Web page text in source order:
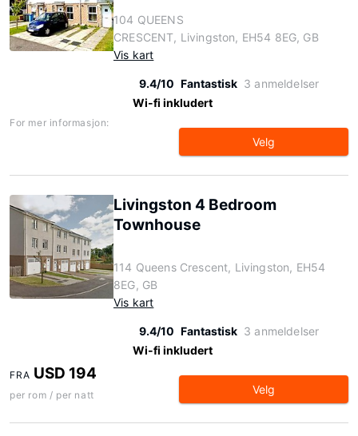
104 QUEENS
CRESCENT, Livingston, EH54 8EG, GB
Vis kart
9.4/10 Fantastisk 3 anmeldelser
Wi-fi inkludert
For mer informasjon:
Velg
Livingston 4 Bedroom
Townhouse
114 Queens Crescent, Livingston, EH54
8EG, GB
Vis kart
9.4/10 Fantastisk 3 anmeldelser
Wi-fi inkludert
FRA USD 194
per rom / per natt Velg